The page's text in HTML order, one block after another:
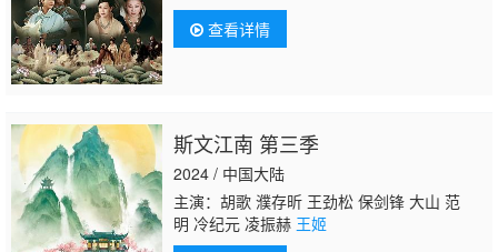
查看详情
斯文江南 第三季
2024 / 中国大陆
主演：胡歌 濮存昕 王劲松 保剑锋 大山 范
明 冷纪元 凌振赫 王姬